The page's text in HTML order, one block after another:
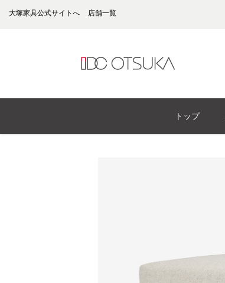
大塚家具公式サイトへ 店舗一覧
トップ